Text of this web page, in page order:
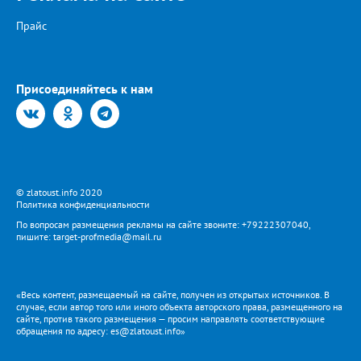
Прайс
Присоединяйтесь к нам
© zlatoust.info 2020
Политика конфиденциальности
По вопросам размещения рекламы на сайте звоните: +79222307040,
пишите: target-profmedia@mail.ru
«Весь контент, размещаемый на сайте, получен из открытых источников. В
случае, если автор того или иного объекта авторского права, размещенного на
сайте, против такого размещения — просим направлять соответствующие
обращения по адресу: es@zlatoust.info»